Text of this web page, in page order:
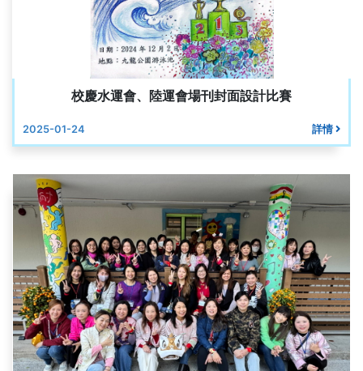
校慶水運會、陸運會場刊封面設計比賽
2025-01-24 詳情